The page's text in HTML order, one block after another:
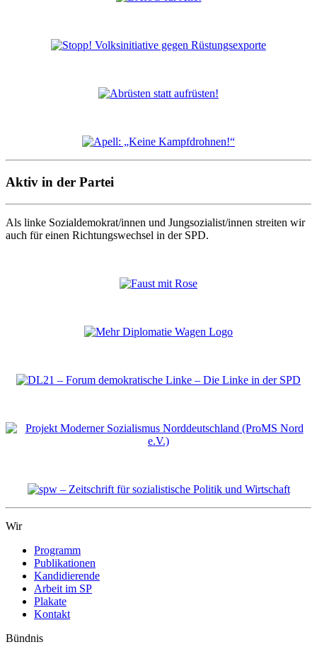
Aktiv in der Partei
Als linke Sozialdemokrat/innen und Jungsozialist/innen streiten wir
auch für einen Richtungswechsel in der SPD.
Wir
Programm
Publikationen
Kandidierende
Arbeit im SP
Plakate
Kontakt
Bündnis